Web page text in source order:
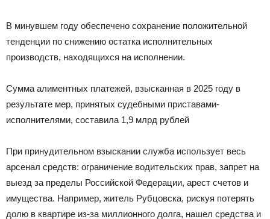
В минувшем году обеспечено сохранение положительной
тенденции по снижению остатка исполнительных
производств, находящихся на исполнении.
Сумма алиментных платежей, взысканная в 2025 году в
результате мер, принятых судебными приставами-
исполнителями, составила 1,9 млрд рублей
При принудительном взыскании служба использует весь
арсенал средств: ограничение водительских прав, запрет на
выезд за пределы Российской Федерации, арест счетов и
имущества. Например, житель Рубцовска, рискуя потерять
долю в квартире из-за миллионного долга, нашел средства и